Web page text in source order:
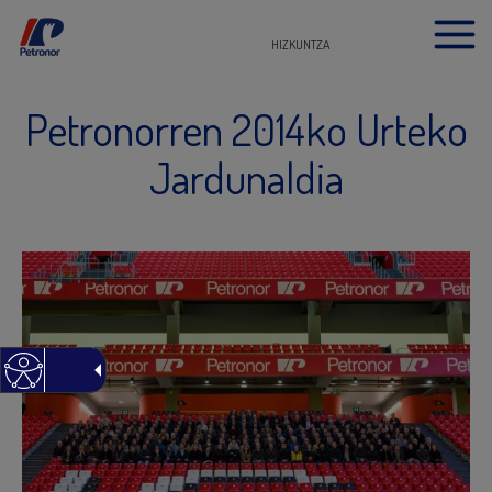
HIZKUNTZA
Petronorren 2014ko Urteko
Jardunaldia